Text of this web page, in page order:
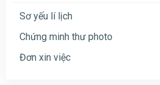
Sơ yếu lí lịch
Chứng minh thư photo
Đơn xin việc